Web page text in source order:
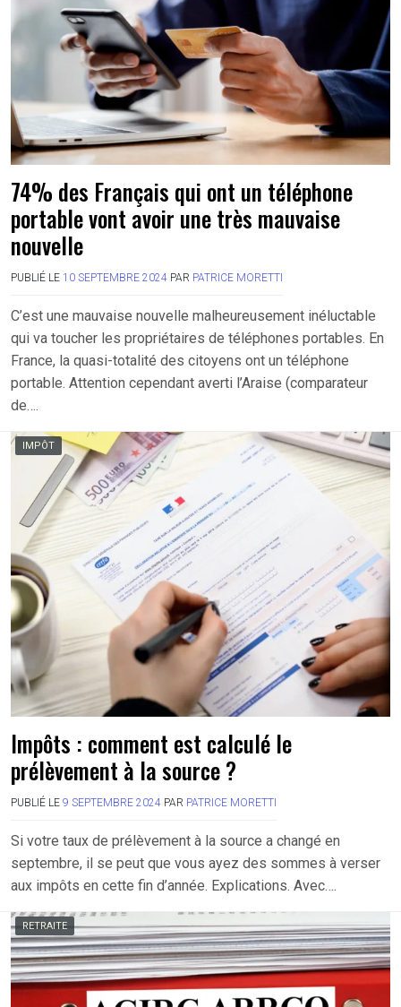
74% des Français qui ont un téléphone
portable vont avoir une très mauvaise
nouvelle
PUBLIÉ LE 10 SEPTEMBRE 2024 PAR PATRICE MORETTI
C’est une mauvaise nouvelle malheureusement inéluctable
qui va toucher les propriétaires de téléphones portables. En
France, la quasi-totalité des citoyens ont un téléphone
portable. Attention cependant averti l’Araise (comparateur
de….
IMPÔT
Impôts : comment est calculé le
prélèvement à la source ?
PUBLIÉ LE 9 SEPTEMBRE 2024 PAR PATRICE MORETTI
Si votre taux de prélèvement à la source a changé en
septembre, il se peut que vous ayez des sommes à verser
aux impôts en cette fin d’année. Explications. Avec….
RETRAITE